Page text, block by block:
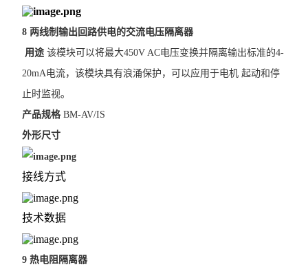
8 两线制输出回路供电的交流电压隔离器
用途该模块可以将最大450V AC电压变换并隔离输出标准的4-
20mA电流，该模块具有浪涌保护，可以应用于电机 起动和停
止时监视。
产品规格BM-AV/IS
外形尺寸
接线方式
技术数据
9 热电阻隔离器